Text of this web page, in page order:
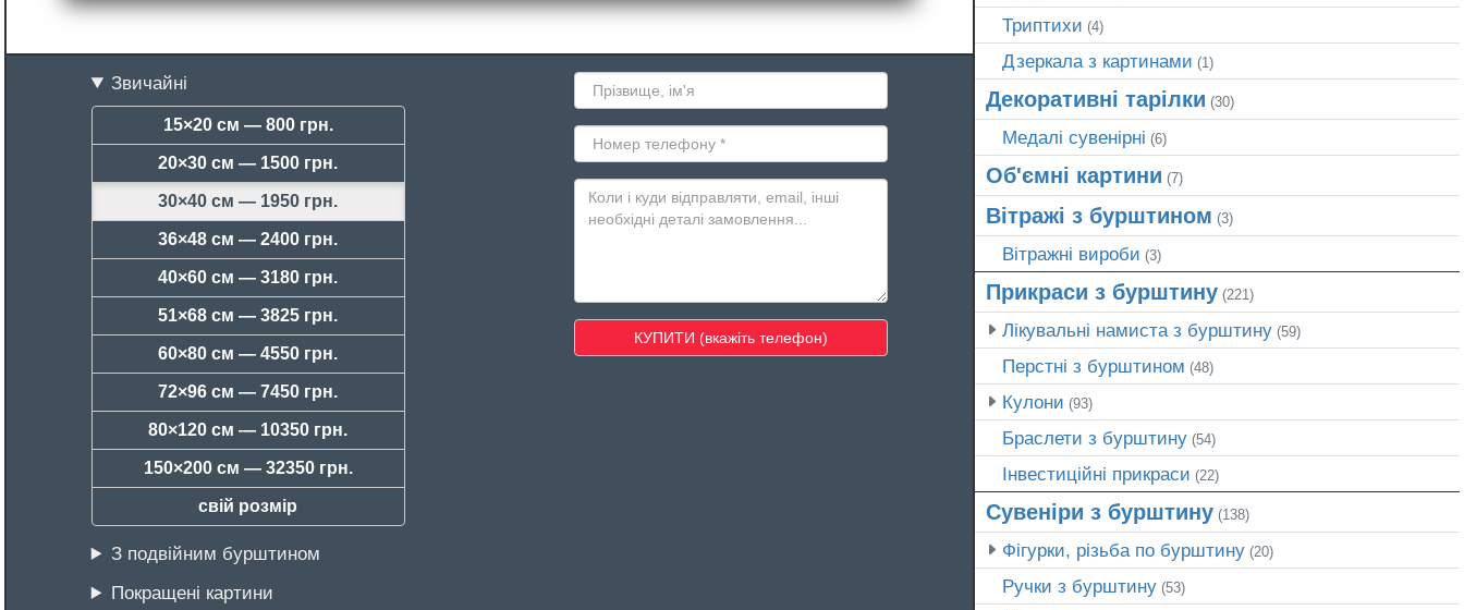
Звичайні
15×20 см — 800 грн.
20×30 см — 1500 грн.
30×40 см — 1950 грн.
36×48 см —2400 грн.
40×60 см —3180 грн.
51×68 см —3825 грн.
60×80 см —4550 грн.
72×96 см —7450 грн.
80×120 см — 10350 грн.
150×200 см — 32350 грн.
свій розмір
З подвійним бурштином
Покращені картини
Триптихи (4)
Дзеркала з картинами (1)
Декоративні тарілки (30)
Медалі сувенірні (6)
Об'ємні картини (7)
Вітражі з бурштином (3)
Вітражні вироби (3)
Прикраси з бурштину(221)
Лікувальні намиста з бурштину(59)
Перстні з бурштином (48)
Кулони (93)
Браслети з бурштину(54)
Інвестиційні прикраси (22)
Сувеніри з бурштину(138)
Фігурки, різьба по бурштину(20)
Ручки з бурштину(53)